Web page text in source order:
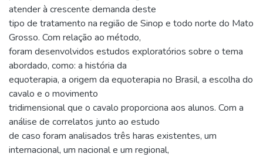
atender à crescente demanda deste
tipo de tratamento na região de Sinop e todo norte do Mato
Grosso. Com relação ao método,
foram desenvolvidos estudos exploratórios sobre o tema
abordado, como: a história da
equoterapia, a origem da equoterapia no Brasil, a escolha do
cavalo e o movimento
tridimensional que o cavalo proporciona aos alunos. Com a
análise de correlatos junto ao estudo
de caso foram analisados três haras existentes, um
internacional, um nacional e um regional,